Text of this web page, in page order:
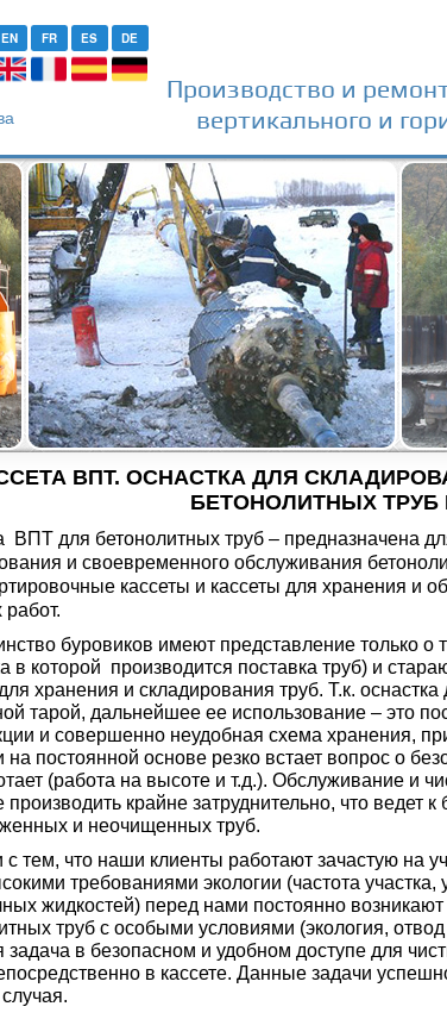
EN FR ES DE
Производство и
вертикального и
ВПТ. ОСНАСТКА ДЛЯ
БЕТОНОЛИТНЫХ ТРУБ
ВПТ для бетонолитных труб – предназначена
и своевременного обслуживания
кассеты и кассеты для хранения и
буровиков имеют представление только о
в которой производится поставка труб) и
хранения и складирования труб. Т.к.
тарой, дальнейшее ее использование – это
и совершенно неудобная схема хранения,
на постоянной основе резко встает вопрос о
(работа на высоте и т.д.). Обслуживание и
производить крайне затруднительно, что ведет
и неочищенных труб.
с тем, что наши клиенты работают зачастую на
требованиями экологии (частота
жидкостей) перед нами постоянно
труб с особыми условиями (экология,
задача в безопасном и удобном доступе для
в кассете. Данные задачи